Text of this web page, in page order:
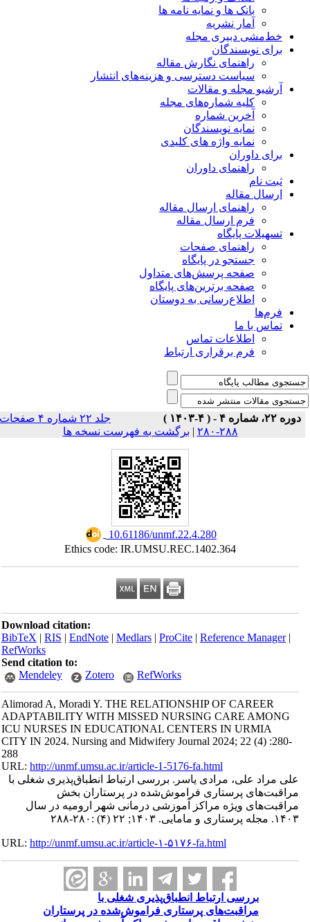
بانک ها و نمایه نامه ها
آمار نشریه
خط‌مشی دبیری مجله
برای نویسندگان
راهنمای نگارش مقاله
سیاست دسترسی و هزینه‌های انتشار
آرشیو مجله و مقالات
کلیه شماره‌های مجله
آخرین شماره
نمایه نویسندگان
نمایه واژه های کلیدی
برای داوران
راهنمای داوران
ثبت نام
ارسال مقاله
راهنمای ارسال مقاله
فرم ارسال مقاله
تسهیلات پایگاه
راهنمای صفحات
جستجو در پایگاه
صفحه پرسش‌های متداول
صفحه برترین‌های پایگاه
اطلاع‌رسانی به دوستان
فرم‌ها
تماس با ما
اطلاعات تماس
فرم برقراری ارتباط
دوره ۲۲، شماره ۴ - ( ۴-۱۴۰۳ )
جلد ۲۲ شماره ۴ صفحات
۲۸۸-۲۸۰
|برگشت به فهرست نسخه ها
‎ 10.61186/unmf.22.4.280
Ethics code: IR.UMSU.REC.1402.364
Download citation:
BibTeX|RIS|EndNote|Medlars|ProCite|Reference Manager
RefWorks
Send citation to:
Mendeley
Zotero RefWorks
Alimorad A, Moradi Y. THE RELATIONSHIP OF CAREER
ADAPTABILITY WITH MISSED NURSING CARE AMONG
ICU NURSES IN EDUCATIONAL CENTERS IN URMIA
CITY IN 2024. Nursing and Midwifery Journal 2024; 22 (4) :280-
288
URL:http://unmf.umsu.ac.ir/article-1-5176-fa.html
علی مراد علی، مرادی یاسر. بررسی ارتباط انطباق‌پذیری شغلی با
مراقبت‌های پرستاری فراموش‌شده در پرستاران بخش
مراقبت‌های ویژه مراکز آموزشی درمانی شهر ارومیه در سال
۱۴۰۳. مجله پرستاری و مامایی. ۱۴۰۳; ۲۲ (۴) :۲۸۰-۲۸۸
URL:http://unmf.umsu.ac.ir/article-۱-۵۱۷۶-fa.html
بررسی ارتباط انطباق‌پذیری شغلی با
مراقبت‌های پرستاری فراموش‌شده در پرستاران